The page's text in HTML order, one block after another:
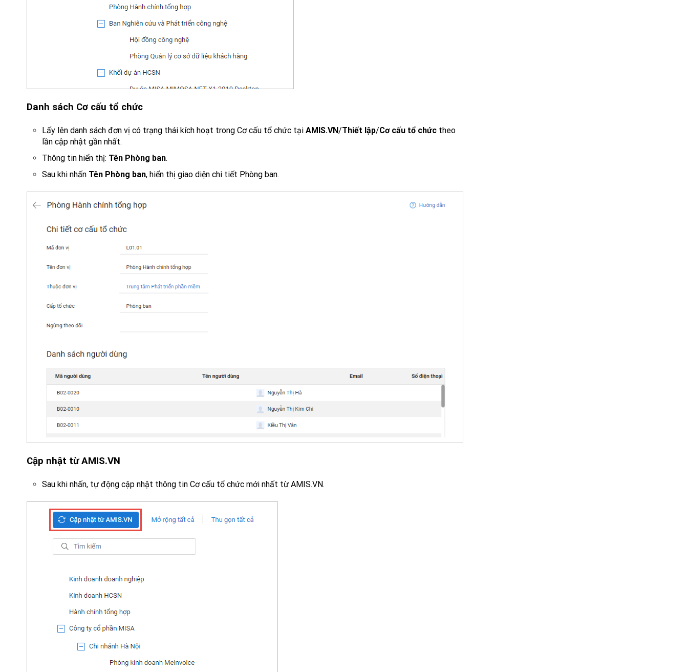
Danh sách Cơ cấu tổ chức
Lấy lên danh sách đơn vị có trạng thái kích hoạt trong Cơ cấu tổ chức tại AMIS.VN/Thiết lập/Cơ cấu tổ chức theo
lần cập nhật gần nhất.
Thông tin hiển thị: Tên Phòng ban.
Sau khi nhấn Tên Phòng ban, hiển thị giao diện chi tiết Phòng ban.
Cập nhật từ AMIS.VN
Sau khi nhấn, tự động cập nhật thông tin Cơ cấu tổ chức mới nhất từ AMIS.VN.